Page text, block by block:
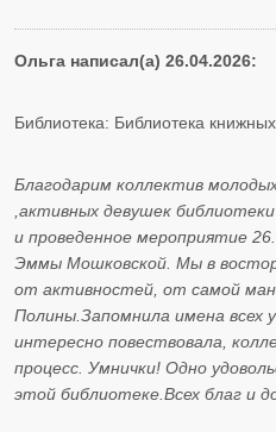
Ольга написал(а) 26.04.2026:
Библиотека: Библиотека
Благодарим коллектив
,активных девушек
и проведенное мероприятие
Эммы Мошковской. Мы в
от активностей, от самой
Полины.Запомнила имена всех
интересно повествовала,
процесс. Умнички! Одно
этой библиотеке.Всех благ и